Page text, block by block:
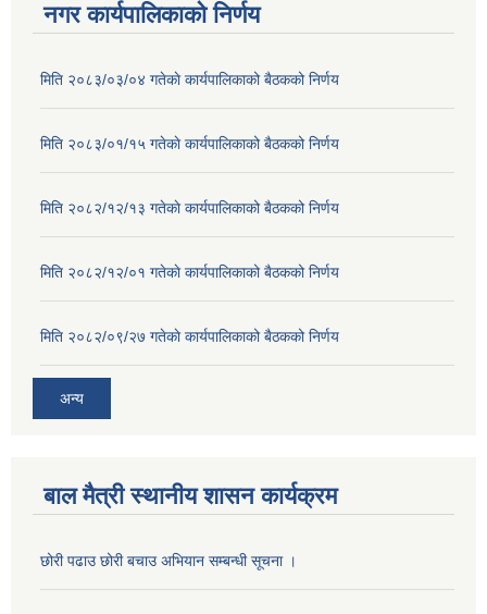
नगर कार्यपालिकाको निर्णय
मिति २०८३/०३/०४ गतेकाे कार्यपालिकाको बैठकको निर्णय
मिति २०८३/०१/१५ गतेकाे कार्यपालिकाको बैठकको निर्णय
मिति २०८२/१२/१३ गतेकाे कार्यपालिकाको बैठकको निर्णय
मिति २०८२/१२/०१ गतेकाे कार्यपालिकाको बैठकको निर्णय
मिति २०८२/०९/२७ गतेकाे कार्यपालिकाको बैठकको निर्णय
अन्य
बाल मैत्री स्थानीय शासन कार्यक्रम
छोरी पढाउ छोरी बचाउ अभियान सम्बन्धी सूचना ।